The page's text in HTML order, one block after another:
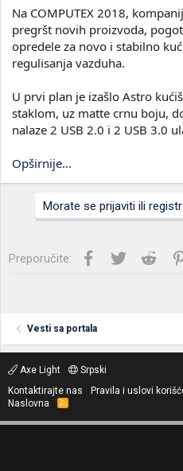
j
a
Na COMPUTEX 2018,
pregršt novih proizvoda,
opredele za novo i stabilno
regulisanja vazduha.
U prvi plan je izašlo Astro
staklom, uz matte crnu boju,
nalaze 2 USB 2.0 i 2 USB 3.0
Opširnije...
Morate se prijaviti ili
Preporučite: Facebook
Twitter
Vesti sa portala
Axe Light
Srpski
Kontaktirajte nas
Pravila i uslovi
Naslovna
R
S